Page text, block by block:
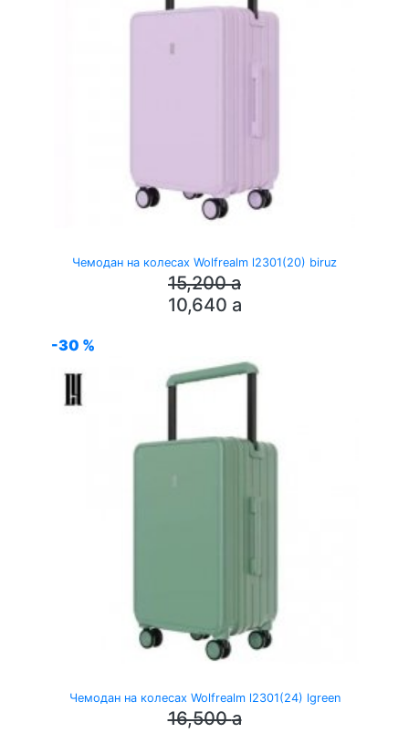
Чемодан на колесах Wolfrealm l2301(20) biruz
15,200a
10,640 a
-30 %
Чемодан на колесах Wolfrealm l2301(24) lgreen
16,500a